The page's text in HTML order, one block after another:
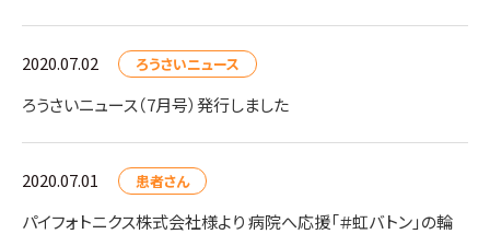
2020.07.02 ろうさいニュース
ろうさいニュース（7月号）発行しました
2020.07.01 患者さん
パイフォトニクス株式会社様より 病院へ応援「＃虹バトン」の輪